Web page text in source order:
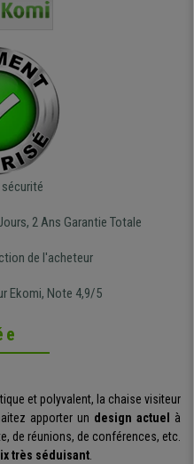
de l'aménagement et ne
regrette pas mon achat.
2 Ans Garantie Totale
de l'acheteur
Ekomi, Note 4,9/5
et polyvalent, la chaise visiteur
apporter un design actuel
à
de réunions, de conférences, etc.
très séduisant.